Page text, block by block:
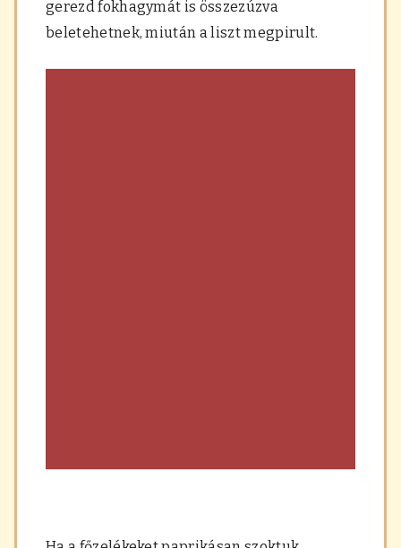
gerezd fokhagymát is összezúzva
beletehetnek, miután a liszt megpirult.